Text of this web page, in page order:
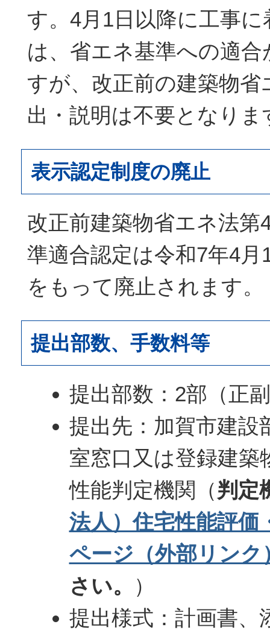
す。4月1日以降に工事
は、省エネ基準への適
すが、改正前の建築物省
出・説明は不要となりま
表示認定制度の廃止
改正前建築物省エネ法第
準適合認定は令和7年4月
をもって廃止されます。
提出部数、手数料等
提出部数：2部（正
提出先：加賀市建設
室窓口又は登録建築
性能判定機関（判定
法人）住宅性能評価
ページ（外部リンク
さい。
）
提出様式：計画書、